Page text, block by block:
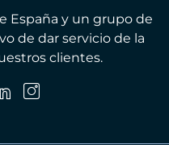
España y un grupo de
de dar servicio de la
clientes.